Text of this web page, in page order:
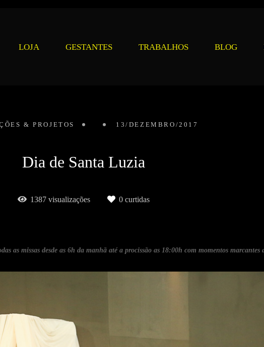
LOJA GESTANTES TRABALHOS BLOG
& PROJETOS 13/DEZEMBRO/2017
Dia de Santa Luzia
1387 visualizações 0 curtidas
as missas desde as 6h da manhã até a procissão as 18:00h com momentos